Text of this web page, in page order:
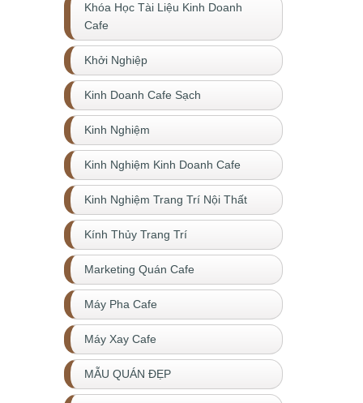
Khóa Học Tài Liệu Kinh Doanh
Cafe
Khởi Nghiệp
Kinh Doanh Cafe Sạch
Kinh Nghiệm
Kinh Nghiệm Kinh Doanh Cafe
Kinh Nghiệm Trang Trí Nội Thất
Kính Thủy Trang Trí
Marketing Quán Cafe
Máy Pha Cafe
Máy Xay Cafe
MẪU QUÁN ĐẸP